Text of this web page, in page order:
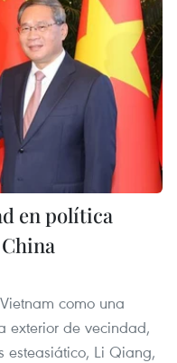
en política
como una
exterior de vecindad,
esteasiático, Li Qiang,